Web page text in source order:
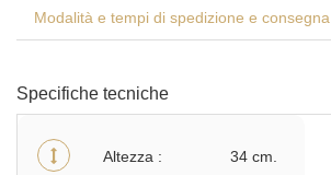
Modalità e tempi di spedizione e consegna
Specifiche tecniche
Altezza 34 cm.